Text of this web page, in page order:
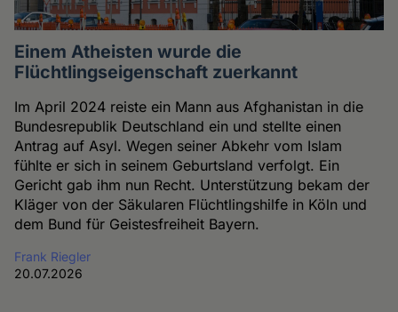
Einem Atheisten wurde die
Flüchtlingseigenschaft zuerkannt
Im April 2024 reiste ein Mann aus Afghanistan in die
Bundesrepublik Deutschland ein und stellte einen
Antrag auf Asyl. Wegen seiner Abkehr vom Islam
fühlte er sich in seinem Geburtsland verfolgt. Ein
Gericht gab ihm nun Recht. Unterstützung bekam der
Kläger von der Säkularen Flüchtlingshilfe in Köln und
dem Bund für Geistesfreiheit Bayern.
Frank Riegler
20.07.2026